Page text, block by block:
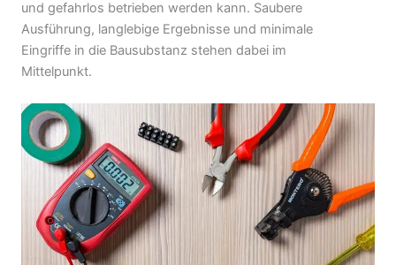
und gefahrlos betrieben werden kann. Saubere
Ausführung, langlebige Ergebnisse und minimale
Eingriffe in die Bausubstanz stehen dabei im
Mittelpunkt.